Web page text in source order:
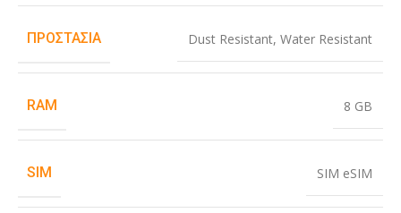
ΠΡΟΣΤΑΣΊΑ Dust Resistant, Water Resistant
RAM 8 GB
SIM SIM eSIM